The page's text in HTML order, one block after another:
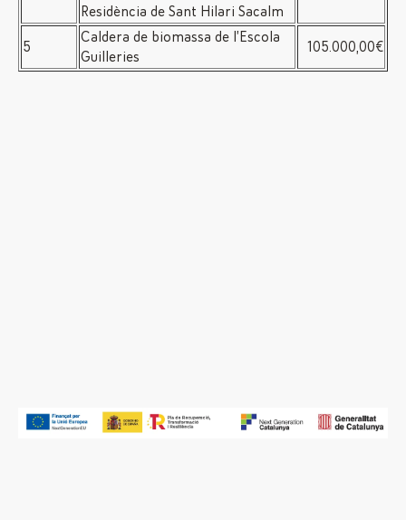
Residència de Sant Hilari Sacalm
5
Caldera de biomassa de l’Escola
Guilleries
105.000,00€